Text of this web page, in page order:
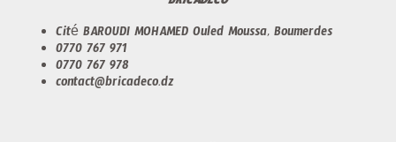
Cité BAROUDI MOHAMED Ouled Moussa, Boumerdes
0770 767 971
0770 767 978
contact@bricadeco.dz